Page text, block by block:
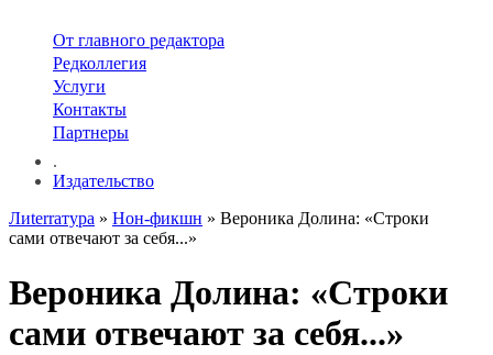
От главного редактора
Редколлегия
Услуги
Контакты
Партнеры
.
Издательство
Лиterraтура » Нон-фикшн » Вероника Долина: «Строки
сами отвечают за себя...»
Вероника Долина: «Строки
сами отвечают за себя...»